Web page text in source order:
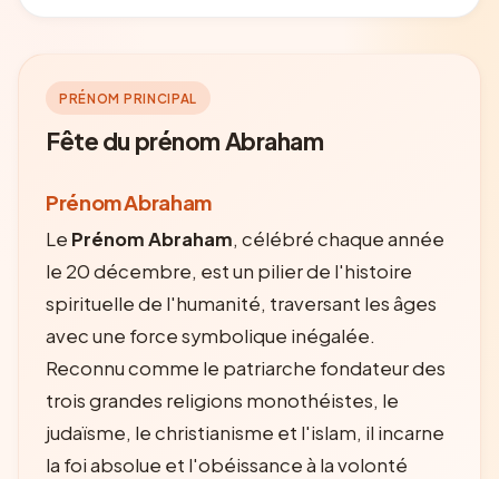
PRÉNOM PRINCIPAL
Fête du prénom Abraham
Prénom Abraham
Le Prénom Abraham, célébré chaque année
le 20 décembre, est un pilier de l'histoire
spirituelle de l'humanité, traversant les âges
avec une force symbolique inégalée.
Reconnu comme le patriarche fondateur des
trois grandes religions monothéistes, le
judaïsme, le christianisme et l'islam, il incarne
la foi absolue et l'obéissance à la volonté